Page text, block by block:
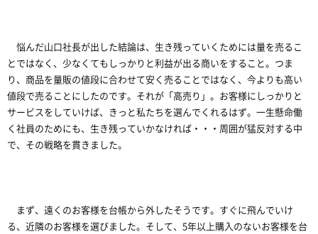
悩んだ山口社長が出した結論は、生き残っていくためには量を売るこ
とではなく、少なくてもしっかりと利益が出る商いをすること。つま
り、商品を量販の値段に合わせて安く売ることではなく、今よりも高い
値段で売ることにしたのです。それが「高売り」。お客様にしっかりと
サービスをしていけば、きっと私たちを選んでくれるはず。一生懸命働
く社員のためにも、生き残っていかなければ・・・周囲が猛反対する中
で、その戦略を貫きました。
まず、遠くのお客様を台帳から外したそうです。すぐに飛んでいけ
る、近隣のお客様を選びました。そして、5年以上購入のないお客様を台